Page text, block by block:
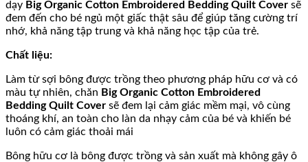
dạy BigOrganic Cotton Embroidered Bedding Quilt Cover sẽ
đem đến cho bé ngủ một giấc thật sâu để giúp tăng cường trí
nhớ, khả năng tập trung và khả năng học tập của trẻ.
Chất liệu:
Làm từ sợi bông được trồng theo phương pháp hữu cơ và có
màu tự nhiên, chăn BigOrganic Cotton Embroidered
Bedding Quilt Cover sẽ đem lại cảm giác mềm mại, vô cùng
thoáng khí, an toàn cho làn da nhạy cảm của bé và khiến bé
luôn có cảm giác thoải mái
Bông hữu cơ là bông được trồng và sản xuất mà không gây ô